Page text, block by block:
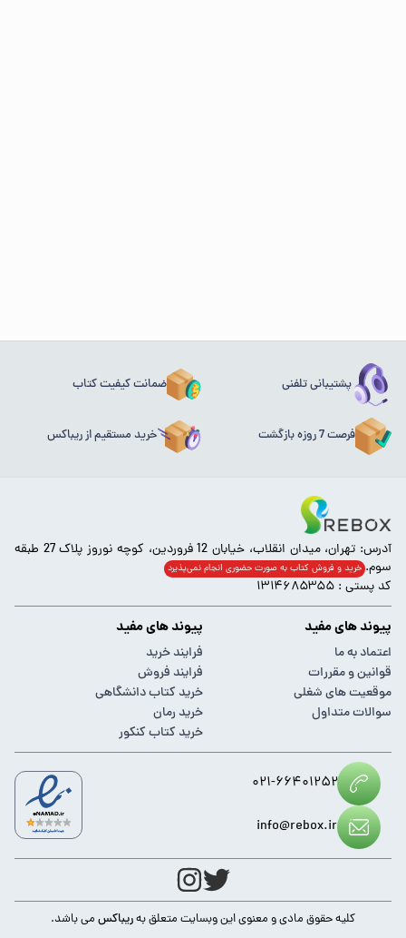
پشتیبانی تلفنی ضمانت کیفیت کتاب
فرصت 7 روزه بازگشت خرید مستقیم از ریباکس
آدرس: تهران، میدان انقلاب، خیابان 12 فروردین، کوچه نوروز پلاک 27 طبقه
سوم. خرید و فروش کتاب به صورت حضوری انجام‌ نمی‌پذیرد
کد پستی : ۱۳۱۴۶۸۵۳۵۵
پیوند های مفید
اعتماد به ما
قوانین و مقررات
موقعیت های شغلی
سوالات متداول
پیوند های مفید
فرایند خرید
فرایند فروش
خرید کتاب دانشگاهی
خرید رمان
خرید کتاب کنکور
۰۲۱-۶۶۴۰۱۲۵۲
info@rebox.ir
کلیه حقوق مادی و معنوی این وبسایت متعلق بهریباکس می باشد.